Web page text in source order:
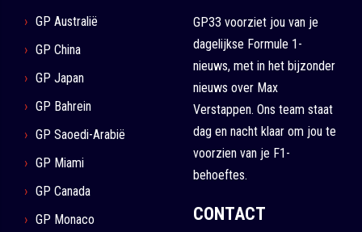
GP Australië
GP China
GP Japan
GP Bahrein
GP Saoedi-Arabië
GP Miami
GP Canada
GP Monaco
GP33 voorziet jou van je
dagelijkse Formule 1-
nieuws, met in het bijzonder
nieuws over Max
Verstappen. Ons team staat
dag en nacht klaar om jou te
voorzien van je F1-
behoeftes.
CONTACT